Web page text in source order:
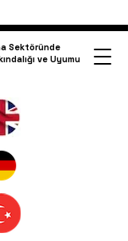
Sektöründe
ve Uyumu